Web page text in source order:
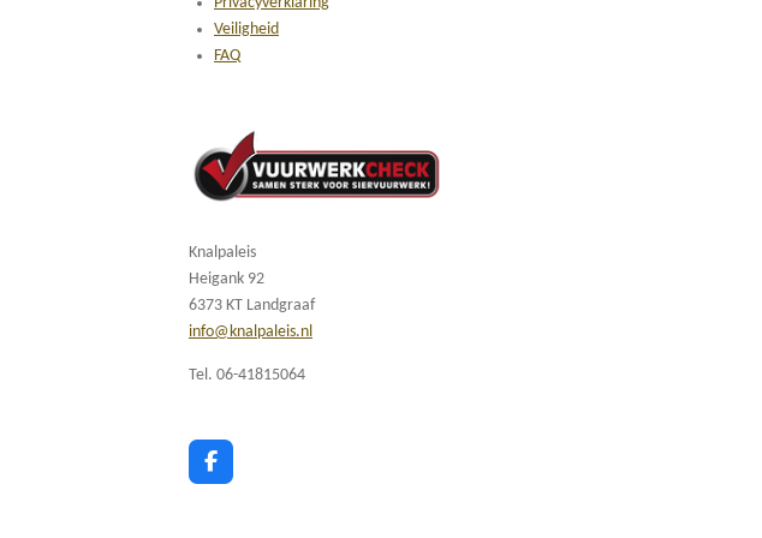
Veiligheid
FAQ
Knalpaleis
Heigank 92
6373 KT Landgraaf
info@knalpaleis.nl
Tel. 06-41815064
F
a